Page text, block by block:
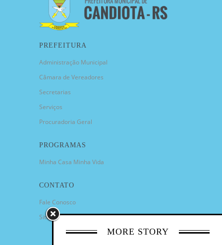
MORE STORY
PREFEITURA
Administração Municipal
Câmara de Vereadores
Secretarias
Serviços
Procuradoria Geral
PROGRAMAS
Minha Casa Minha Vida
CONTATO
Fale Conosco
Sitemap